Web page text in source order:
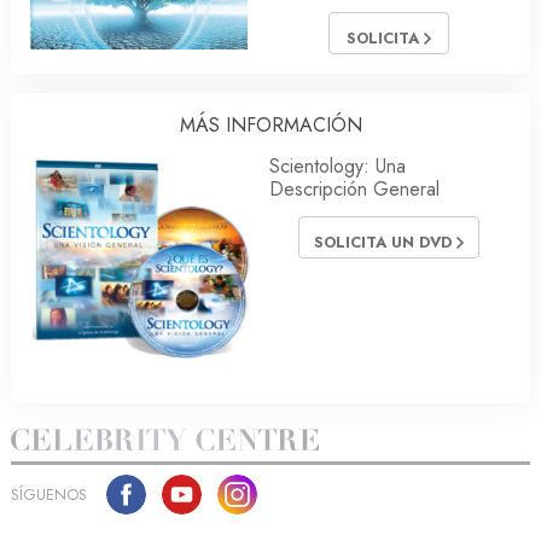
SOLICITA
MÁS INFORMACIÓN
Scientology: Una
Descripción General
SOLICITA UN DVD
SÍGUENOS